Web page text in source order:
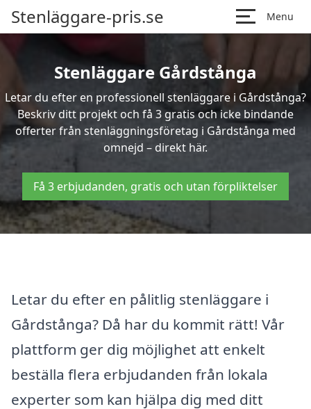
Stenläggare-pris.se Menu
Stenläggare Gårdstånga
Letar du efter en professionell stenläggare i Gårdstånga?
Beskriv ditt projekt och få 3 gratis och icke bindande
offerter från stenläggningsföretag i Gårdstånga med
omnejd – direkt här.
Få 3 erbjudanden, gratis och utan förpliktelser
Letar du efter en pålitlig stenläggare i
Gårdstånga? Då har du kommit rätt! Vår
plattform ger dig möjlighet att enkelt
beställa flera erbjudanden från lokala
experter som kan hjälpa dig med ditt